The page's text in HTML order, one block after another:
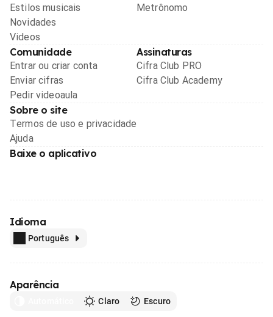
Estilos musicais
Novidades
Videos
Metrônomo
Comunidade
Entrar ou criar conta
Enviar cifras
Pedir videoaula
Assinaturas
Cifra Club PRO
Cifra Club Academy
Sobre o site
Termos de uso e privacidade
Ajuda
Baixe o aplicativo
Idioma
Português
Aparência
Claro Escuro